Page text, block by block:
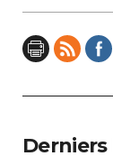
o
n
d
e